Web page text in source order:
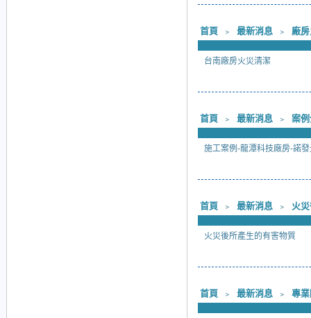
首頁 ﹥ 最新消息 ﹥ 廠
台南廠房火災清潔
首頁 ﹥ 最新消息 ﹥ 案
施工案例-龍潭科技廠房-諾
首頁 ﹥ 最新消息 ﹥ 火
火災後所產生的有害物質
首頁 ﹥ 最新消息 ﹥ 專